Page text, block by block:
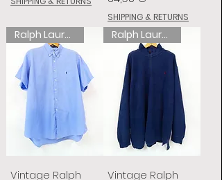
SHIPPING & RETURNS
Ralph Lauren
Vintage Ralph
Ralph Lauren
Vintage Ralph